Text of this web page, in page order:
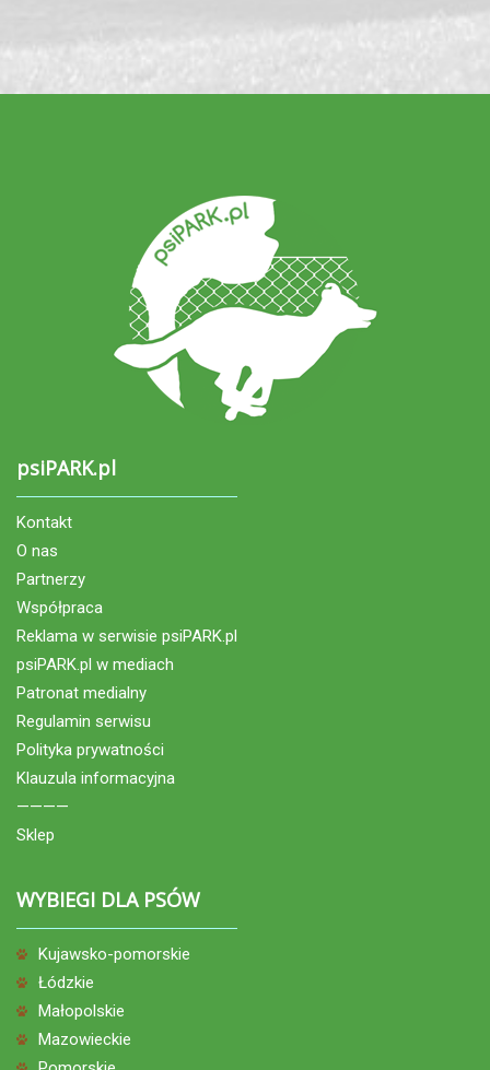
psiPARK.pl
Kontakt
O nas
Partnerzy
Współpraca
Reklama w serwisie psiPARK.pl
psiPARK.pl w mediach
Patronat medialny
Regulamin serwisu
Polityka prywatności
Klauzula informacyjna
————
Sklep
WYBIEGI DLA PSÓW
Kujawsko-pomorskie
Łódzkie
Małopolskie
Mazowieckie